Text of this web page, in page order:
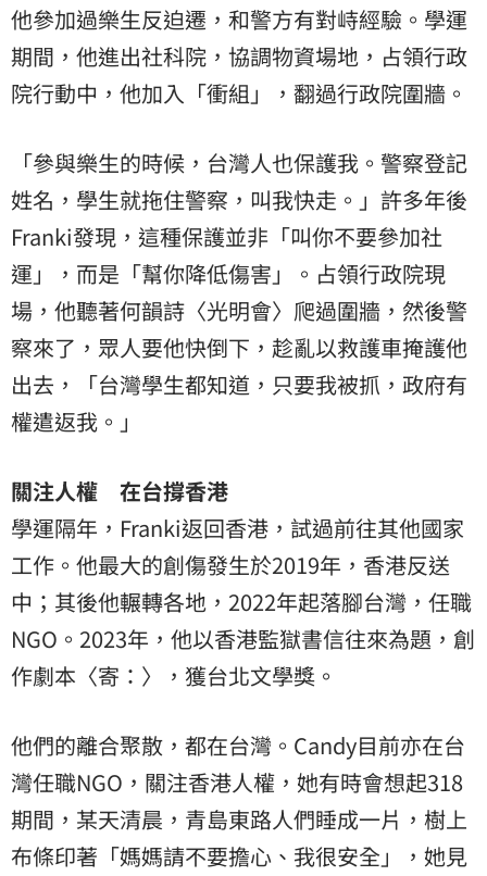
他參加過樂生反迫遷，和警方有對峙經驗。學運
期間，他進出社科院，協調物資場地，占領行政
院行動中，他加入「衝組」，翻過行政院圍牆。
「參與樂生的時候，台灣人也保護我。警察登記
姓名，學生就拖住警察，叫我快走。」許多年後
Franki發現，這種保護並非「叫你不要參加社
運」，而是「幫你降低傷害」。占領行政院現
場，他聽著何韻詩〈光明會〉爬過圍牆，然後警
察來了，眾人要他快倒下，趁亂以救護車掩護他
出去，「台灣學生都知道，只要我被抓，政府有
權遣返我。」
關注人權 在台撐香港
學運隔年，Franki返回香港，試過前往其他國家
工作。他最大的創傷發生於2019年，香港反送
中；其後他輾轉各地，2022年起落腳台灣，任職
NGO。2023年，他以香港監獄書信往來為題，創
作劇本〈寄：〉，獲台北文學獎。
他們的離合聚散，都在台灣。Candy目前亦在台
灣任職NGO，關注香港人權，她有時會想起318
期間，某天清晨，青島東路人們睡成一片，樹上
布條印著「媽媽請不要擔心、我很安全」，她見